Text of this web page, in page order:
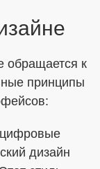
обращается к
принципы
дизайн